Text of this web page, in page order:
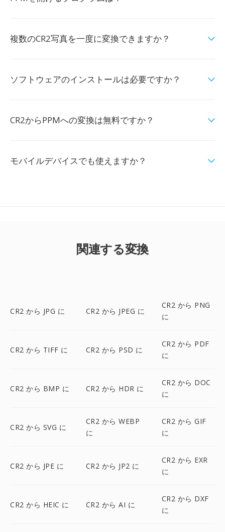
複数のCR2写真を一度に変換できますか？
ソフトウェアのインストールは必要ですか？
CR2からPPMへの変換は無料ですか？
モバイルデバイスでも使えますか？
関連する変換
CR2 から JPG に CR2 から JPEG に
CR2 から PNG
に
CR2 から TIFF に CR2 から PSD に
CR2 から PDF
に
CR2 から BMP に CR2 から HDR に
CR2 から DOC
に
CR2 から SVG に
CR2 から WEBP
に
CR2 から GIF
に
CR2 から JPE に CR2 から JP2 に
CR2 から EXR
に
CR2 から HEIC に CR2 から AI に
CR2 から DXF
に